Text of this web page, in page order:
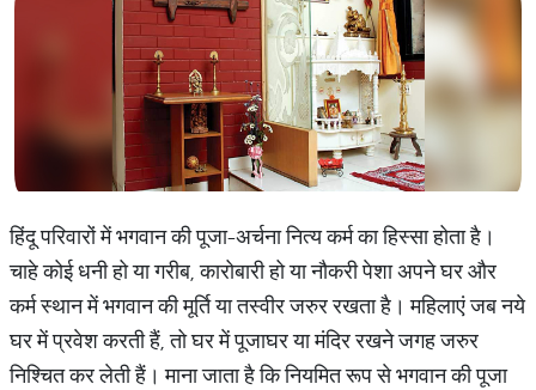
हिंदू परिवारों में भगवान की पूजा-अर्चना नित्य कर्म का हिस्सा होता है।
चाहे कोई धनी हो या गरीब, कारोबारी हो या नौकरी पेशा अपने घर और
कर्म स्थान में भगवान की मूर्ति या तस्वीर जरुर रखता है। महिलाएं जब नये
घर में प्रवेश करती हैं, तो घर में पूजाघर या मंदिर रखने जगह जरुर
निश्चित कर लेती हैं। माना जाता है कि नियमित रूप से भगवान की पूजा